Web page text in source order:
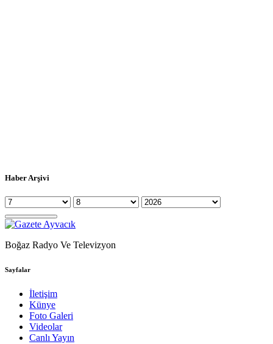
Haber Arşivi
Boğaz Radyo Ve Televizyon
Sayfalar
İletişim
Künye
Foto Galeri
Videolar
Canlı Yayın